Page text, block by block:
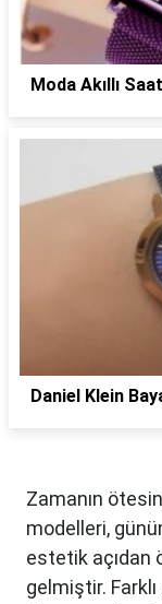
Moda Akıllı Saat
Daniel Klein
Zamanın
modelleri,
estetik açıdan
gelmiştir.